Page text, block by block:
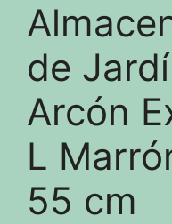
de
Arcón
L
55 cm